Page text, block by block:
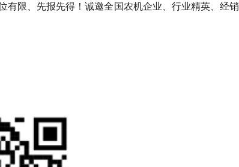
有限、先报先得！诚邀全国农机企业、行业精英、经销